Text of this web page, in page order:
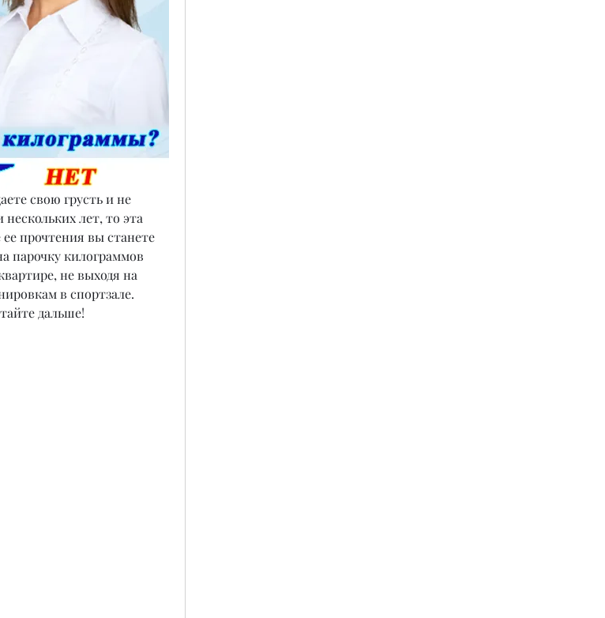
свою грусть и не
лет, то эта
прочтения вы станете
парочку килограммов
не выходя на
в спортзале.
дальше!